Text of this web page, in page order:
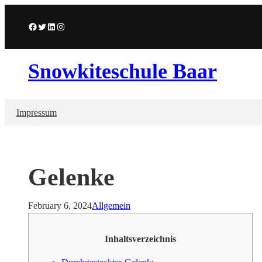
Facebook
Twitter
LinkedIn
Instagram
Snowkiteschule Baar
Impressum
Gelenke
February 6, 2024Allgemein
Inhaltsverzeichnis